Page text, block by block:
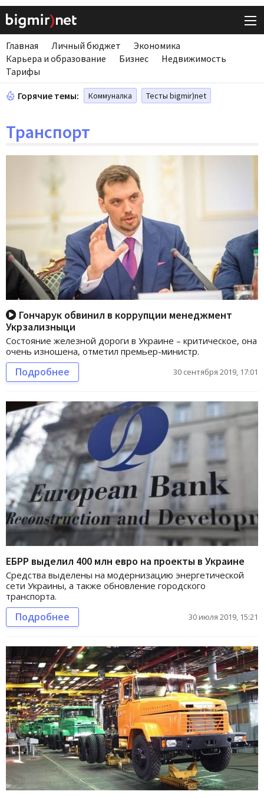
Главная Личный бюджет
Экономика
Карьера и образование
Бизнес
Недвижимость
Тарифы
Горячие темы: Коммуналка Тесты bigmir)net
Транспорт
Гончарук обвинил в коррупции менеджмент
Укрзализныци
Состояние железной дороги в Украине – критическое, она
очень изношена, отметил премьер-министр.
Подробнее 30 сентября 2019, 17:01
ЕБРР выделил 400 млн евро на проекты в Украине
Средства выделены на модернизацию энергетической
сети Украины, а также обновление городского
транспорта.
Подробнее 30 июля 2019, 15:21